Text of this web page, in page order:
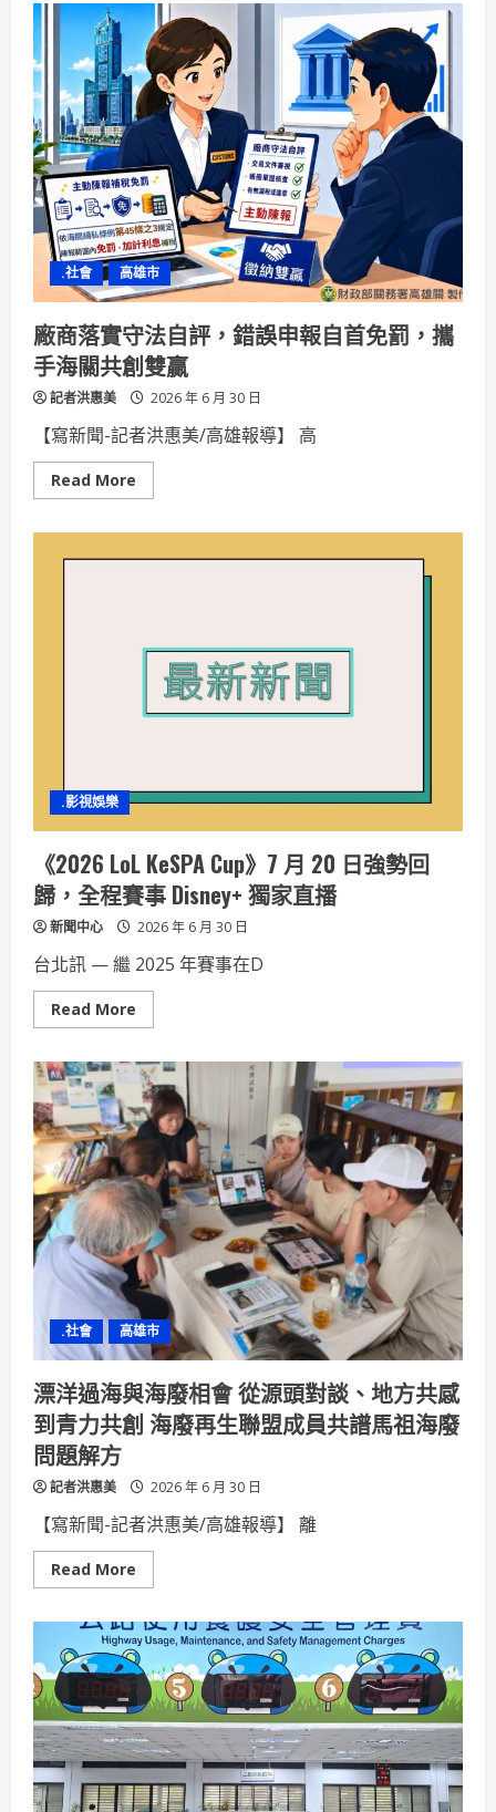
信
家
商
深
化
國
際
教
2.0
赴
日
參
訪
姊
妹
校
拓
展
全
球
視
野
以
行
動
踐
跨
文
.社會 高雄市
廠商落實守法自評，錯誤申報自首免罰，攜
手海關共創雙贏
記者洪惠美 2026 年 6 月 30 日
【寫新聞-記者洪惠美/高雄報導】 高
Read More
more
落
錯
自
手
海
共
創
雙
贏
.影視娛樂
《2026 LoL KeSPA Cup》7 月 20 日強勢回
歸，全程賽事 Disney+ 獨家直播
新聞中心 2026 年 6 月 30 日
台北訊 — 繼 2025 年賽事在D
Read More
more
LoL
KeSPA
Cup》
7
月
20
日
強
勢
回
歸，
全
程
賽
事
Disney+
獨
家
直
播
.社會 高雄市
漂洋過海與海廢相會 從源頭對談、地方共感
到青力共創 海廢再生聯盟成員共譜馬祖海廢
問題解方
記者洪惠美 2026 年 6 月 30 日
【寫新聞-記者洪惠美/高雄報導】 離
Read More
more
洋
過
海
與
海
廢
相
會
從
源
頭
對